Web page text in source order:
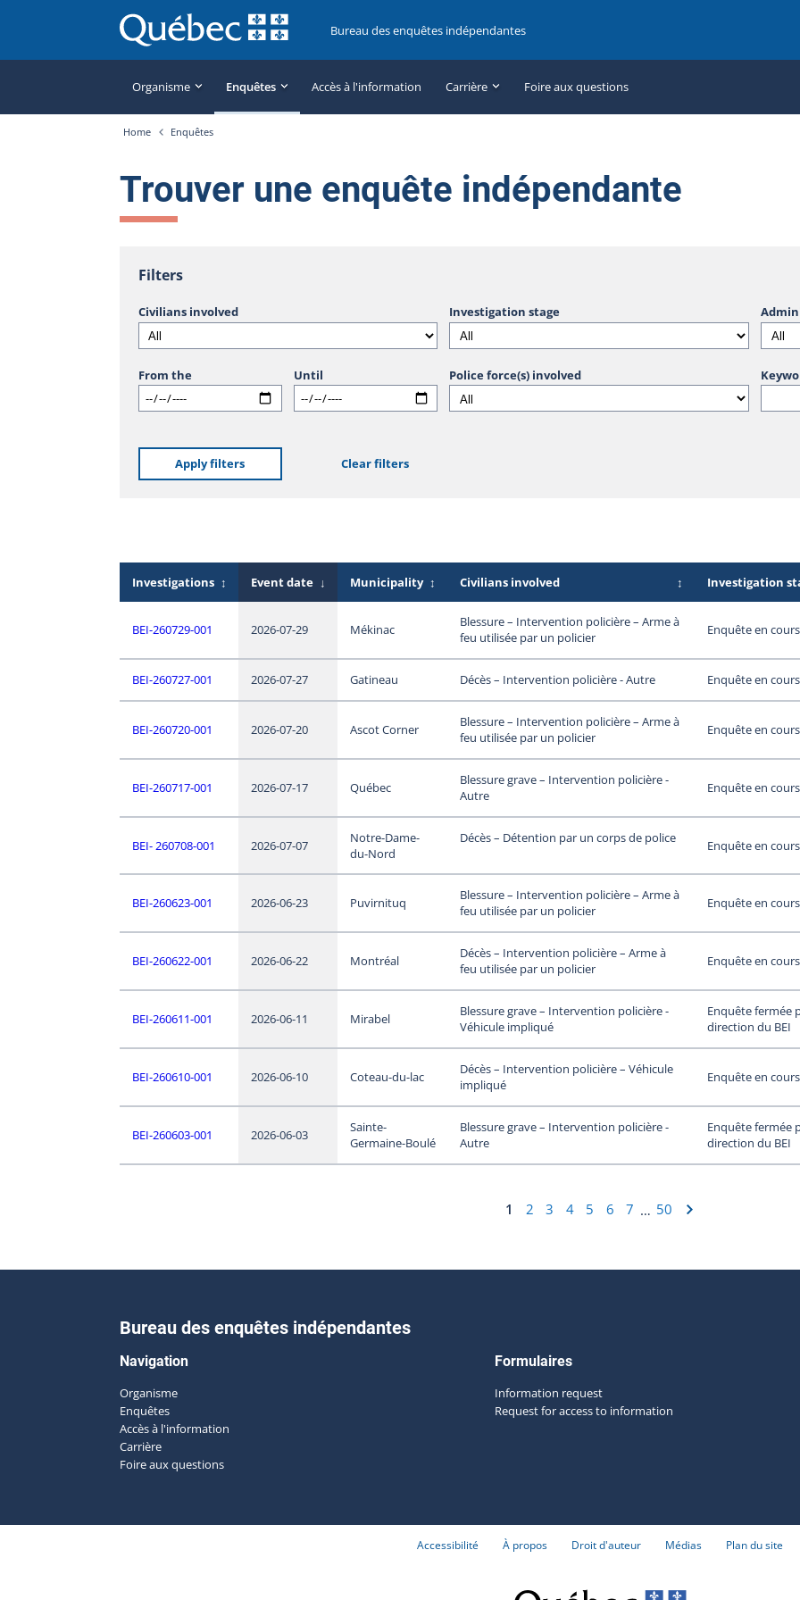
Bureau des enquêtes indépendantes
Organisme Enquêtes Accès à l'information Carrière Foire aux questions
Home Enquêtes
Trouver une enquête indépendante
Filters
Civilians involved Investigation stage
From the Until Police force(s) involved
Apply filters Clear filters
Investigations ↕ Event date ↓ Municipality ↕ Civilians involved ↕ Investigation
BEI-260729-001 2026-07-29 Mékinac
Blessure – Intervention policière – Arme à
feu utilisée par un policier
Enquête en cours
BEI-260727-001 2026-07-27 Gatineau Décès – Intervention policière - Autre Enquête en cours
BEI-260720-001 2026-07-20 Ascot Corner
Blessure – Intervention policière – Arme à
feu utilisée par un policier
Enquête en cours
BEI-260717-001 2026-07-17 Québec
Blessure grave – Intervention policière -
Autre
Enquête en cours
BEI- 260708-001 2026-07-07
Notre-Dame-
du-Nord
Décès – Détention par un corps de police Enquête en cours
BEI-260623-001 2026-06-23 Puvirnituq
Blessure – Intervention policière – Arme à
feu utilisée par un policier
Enquête en cours
BEI-260622-001 2026-06-22 Montréal
Décès – Intervention policière – Arme à
feu utilisée par un policier
Enquête en cours
BEI-260611-001 2026-06-11 Mirabel
Blessure grave – Intervention policière -
Véhicule impliqué
Enquête fermée
direction du BEI
BEI-260610-001 2026-06-10 Coteau-du-lac
Décès – Intervention policière – Véhicule
impliqué
Enquête en cours
BEI-260603-001 2026-06-03
Sainte-
Germaine-Boulé
Blessure grave – Intervention policière -
Autre
Enquête fermée
direction du BEI
1 2 3 4 5 6 7 … 50
Bureau des enquêtes indépendantes
Navigation
Organisme
Enquêtes
Accès à l'information
Carrière
Foire aux questions
Formulaires
Information request
Request for access to information
Accessibilité À propos Droit d'auteur Médias Plan du site